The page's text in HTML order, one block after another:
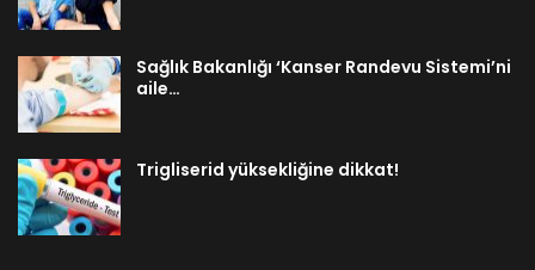
Sağlık Bakanlığı ‘Kanser Randevu Sistemi’ni
aile…
Trigliserid yüksekliğine dikkat!